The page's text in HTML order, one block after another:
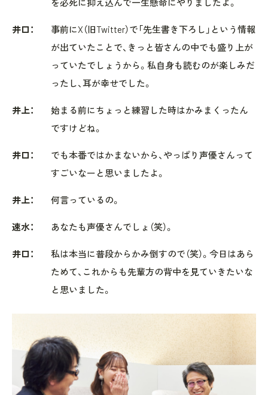
を必死に抑え込んで一生懸命にやりましたよ。
井口：
事前にX（旧Twitter）で「先生書き下ろし」という情報
が出ていたことで、きっと皆さんの中でも盛り上が
っていたでしょうから。私自身も読むのが楽しみだ
ったし、耳が幸せでした。
井上：
始まる前にちょっと練習した時はかみまくったん
ですけどね。
井口：
でも本番ではかまないから、やっぱり声優さんって
すごいなーと思いましたよ。
井上： 何言っているの。
速水： あなたも声優さんでしょ（笑）。
井口：
私は本当に普段からかみ倒すので（笑）。今日はあら
ためて、これからも先輩方の背中を見ていきたいな
と思いました。